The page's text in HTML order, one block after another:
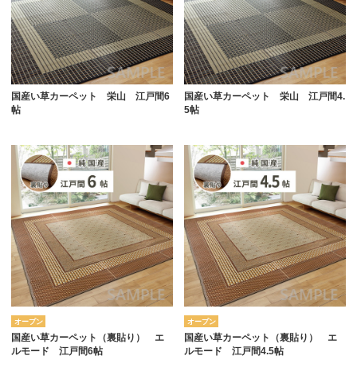
国産い草カーペット 栄山 江戸間6
帖
国産い草カーペット 栄山 江戸間4.
5帖
オープン
国産い草カーペット（裏貼り） エ
ルモード 江戸間6帖
オープン
国産い草カーペット（裏貼り） エ
ルモード 江戸間4.5帖